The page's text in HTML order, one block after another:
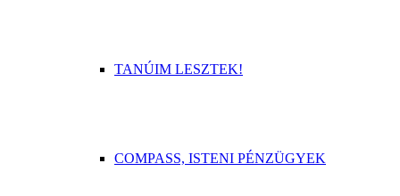
TANÚIM LESZTEK!
COMPASS, ISTENI PÉNZÜGYEK